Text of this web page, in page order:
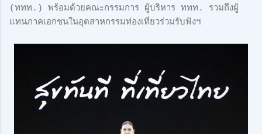
(ททท.) พร้อมด้วยคณะกรรมการ ผู้บริหาร ททท. รวมถึงผู้
แทนภาคเอกชนในอุตสาหกรรมท่องเที่ยวร่วมรับฟังฯ